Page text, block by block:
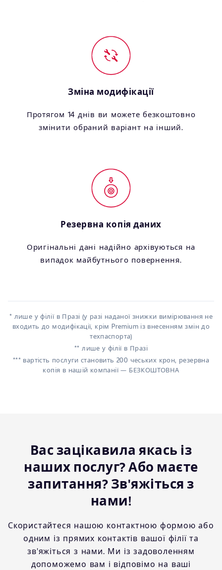
Зміна модифікації
Протягом 14 днів ви можете безкоштовно
змінити обраний варіант на інший.
Резервна копія даних
Оригінальні дані надійно архівуються на
випадок майбутнього повернення.
* лише у філії в Празі (у разі наданої знижки вимірювання не
входить до модифікації, крім Premium із внесенням змін до
техпаспорта)
** лише у філії в Празі
*** вартість послуги становить 200 чеських крон, резервна
копія в нашій компанії — БЕЗКОШТОВНА
Вас зацікавила якась із
наших послуг? Або маєте
запитання? Зв'яжіться з
нами!
Скористайтеся нашою контактною формою або
одним із прямих контактів вашої філії та
зв'яжіться з нами. Ми із задоволенням
допоможемо вам і відповімо на ваші